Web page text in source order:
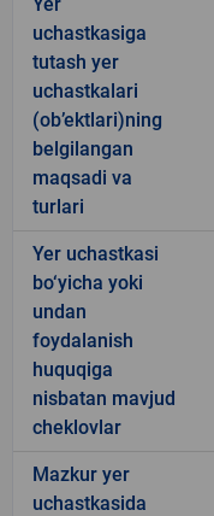
uchastkasiga
tutash yer
uchastkalari
(ob’ektlari)ning
belgilangan
maqsadi va
turlari
Yer uchastkasi
bo‘yicha yoki
undan
foydalanish
huquqiga
nisbatan mavjud
cheklovlar
Mazkur yer
uchastkasida